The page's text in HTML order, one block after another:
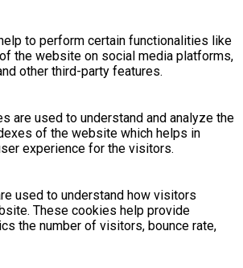
to perform certain functionalities like
the website on social media platforms,
other third-party features.
are used to understand and analyze the
of the website which helps in
experience for the visitors.
used to understand how visitors
These cookies help provide
the number of visitors, bounce rate,